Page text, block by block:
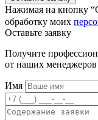
Нажимая на кнопку
обработку моих
Оставьте заявку
Получите
от наших менеджеров
Имя